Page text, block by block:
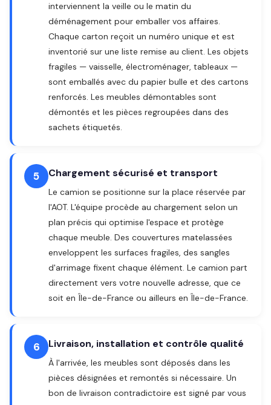
interviennent la veille ou le matin du
déménagement pour emballer vos affaires.
Chaque carton reçoit un numéro unique et est
inventorié sur une liste remise au client. Les objets
fragiles — vaisselle, électroménager, tableaux —
sont emballés avec du papier bulle et des cartons
renforcés. Les meubles démontables sont
démontés et les pièces regroupées dans des
sachets étiquetés.
5 Chargement sécurisé et transport
Le camion se positionne sur la place réservée par
l'AOT. L'équipe procède au chargement selon un
plan précis qui optimise l'espace et protège
chaque meuble. Des couvertures matelassées
enveloppent les surfaces fragiles, des sangles
d'arrimage fixent chaque élément. Le camion part
directement vers votre nouvelle adresse, que ce
soit en Île-de-France ou ailleurs en Île-de-France.
6 Livraison, installation et contrôle qualité
À l'arrivée, les meubles sont déposés dans les
pièces désignées et remontés si nécessaire. Un
bon de livraison contradictoire est signé par vous